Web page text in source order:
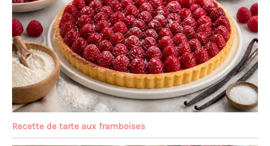
Recette de tarte aux framboises